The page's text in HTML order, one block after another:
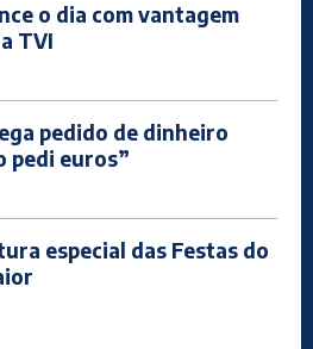
o dia com vantagem
TVI
pedido de dinheiro
pedi euros”
especial das Festas do